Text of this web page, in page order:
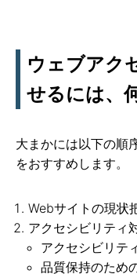
ウェブアク
せるには、
大まかには以下の順
をおすすめします。
Webサイトの現状
アクセシビリティ
アクセシビリテ
品質保持のため